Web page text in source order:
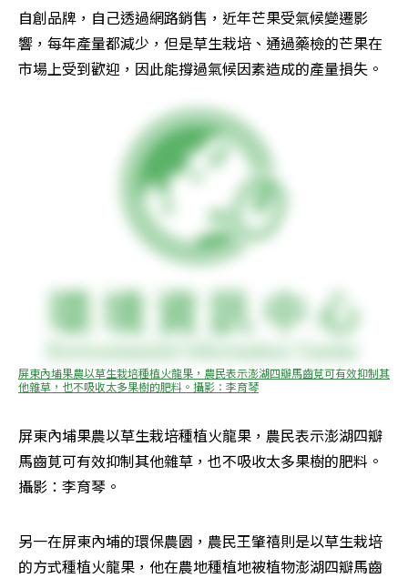
自創品牌，自己透過網路銷售，近年芒果受氣候變遷影
響，每年產量都減少，但是草生栽培、通過藥檢的芒果在
市場上受到歡迎，因此能撐過氣候因素造成的產量損失。
屏東內埔果農以草生栽培種植火龍果，農民表示澎湖四瓣馬齒莧可有效抑制其
他雜草，也不吸收太多果樹的肥料。攝影：李育琴
屏東內埔果農以草生栽培種植火龍果，農民表示澎湖四瓣
馬齒莧可有效抑制其他雜草，也不吸收太多果樹的肥料。
攝影：李育琴。
另一在屏東內埔的環保農園，農民王肇禧則是以草生栽培
的方式種植火龍果，他在農地種植地被植物澎湖四瓣馬齒